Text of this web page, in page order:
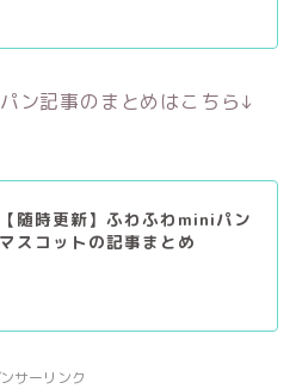
ン記事のまとめはこちら↓
【随時更新】ふわふわminiパン
マスコットの記事まとめ
サーリンク